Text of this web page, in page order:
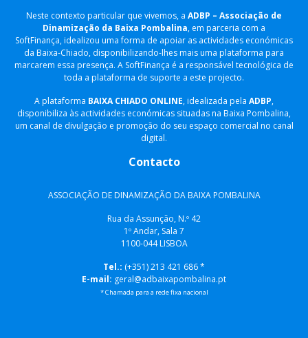
Neste contexto particular que vivemos, a ADBP – Associação de
Dinamização da Baixa Pombalina, em parceria com a
SoftFinança, idealizou uma forma de apoiar as actividades económicas
da Baixa-Chiado, disponibilizando-lhes mais uma plataforma para
marcarem essa presença. A SoftFinança é a responsável tecnológica de
toda a plataforma de suporte a este projecto.
A plataforma BAIXA CHIADO ONLINE, idealizada pela ADBP,
disponibiliza às actividades económicas situadas na Baixa Pombalina,
um canal de divulgação e promoção do seu espaço comercial no canal
digital.
Contacto
ASSOCIAÇÃO DE DINAMIZAÇÃO DA BAIXA POMBALINA
Rua da Assunção, N.º 42
1º Andar, Sala 7
1100-044 LISBOA
Tel.: (+351) 213 421 686 *
E-mail: geral@adbaixapombalina.pt
* Chamada para a rede fixa nacional